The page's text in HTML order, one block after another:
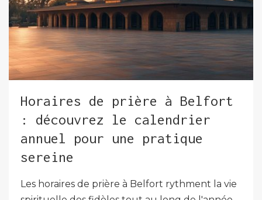
Horaires de prière à Belfort
: découvrez le calendrier
annuel pour une pratique
sereine
Les horaires de prière à Belfort rythment la vie